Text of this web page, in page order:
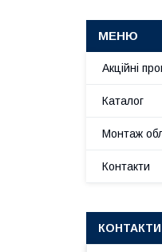
Акційні
Каталог
Монтаж
Контакти
КОНТАКТИ